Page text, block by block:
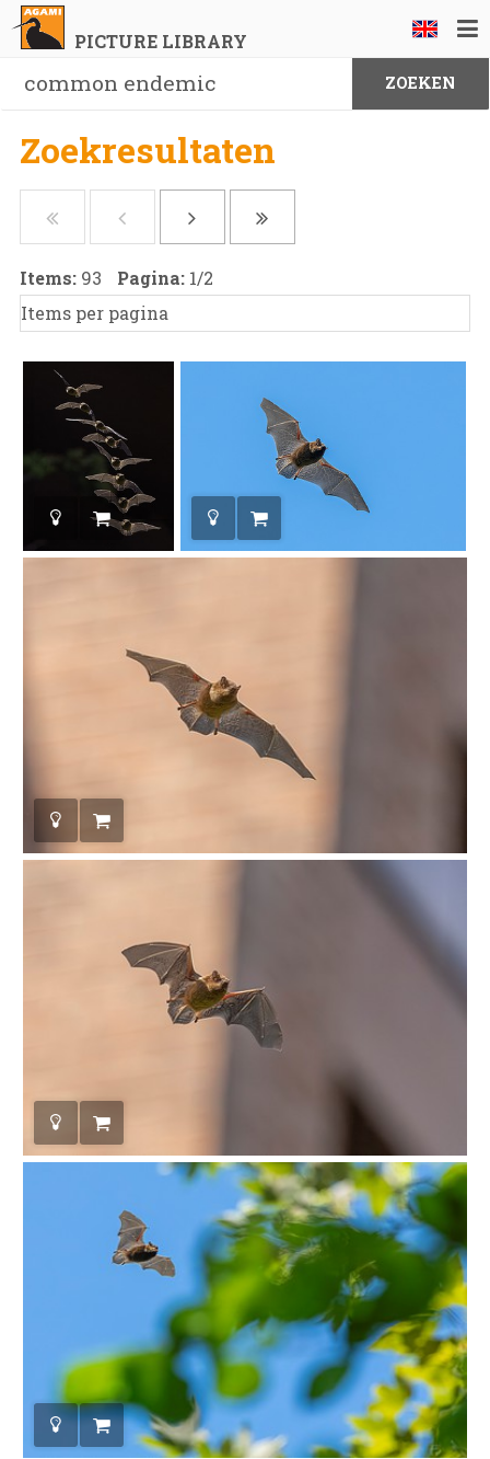
PICTURE LIBRARY
Zoekresultaten
Items: 93 Pagina: 1/2